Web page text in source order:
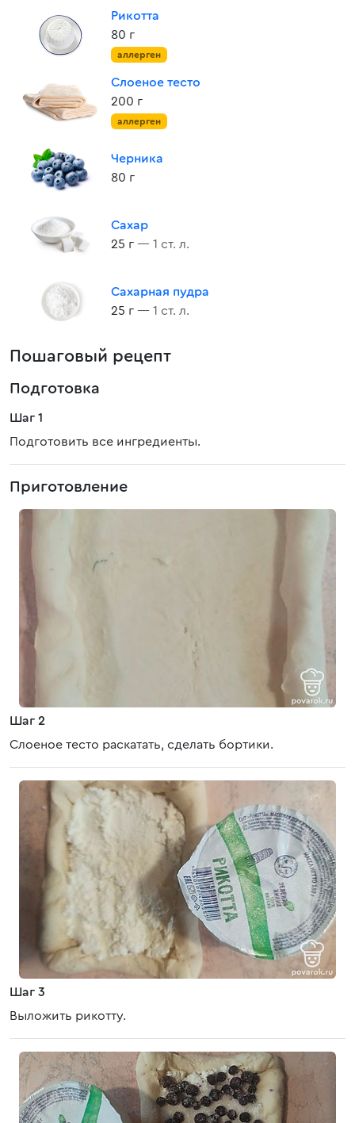
Рикотта
80 г
аллерген
Слоеное тесто
200 г
аллерген
Черника
80 г
Сахар
25 г — 1 ст. л.
Сахарная пудра
25 г — 1 ст. л.
Пошаговый рецепт
Подготовка
Шаг 1
Подготовить все ингредиенты.
Приготовление
Шаг 2
Слоеное тесто раскатать, сделать бортики.
Шаг 3
Выложить рикотту.